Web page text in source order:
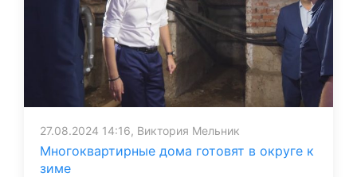
27.08.2024 14:16, Виктория Мельник
Многоквартирные дома готовят в округе к
зиме